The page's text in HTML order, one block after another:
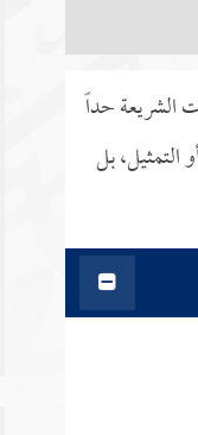
الشريعة حداً
التمثيل، بل